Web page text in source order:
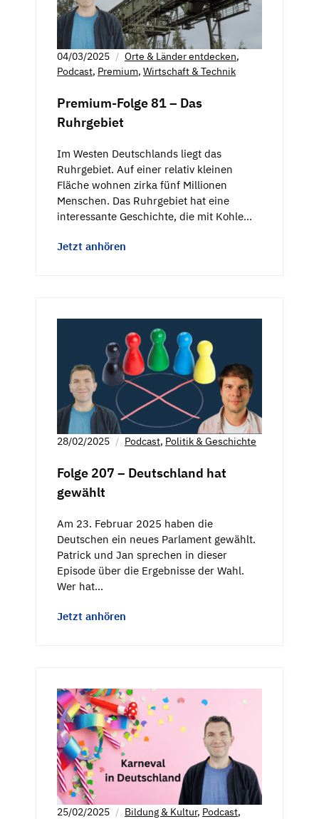
04/03/2025 Orte & Länder entdecken,
Podcast, Premium, Wirtschaft & Technik
Premium-Folge 81 – Das
Ruhrgebiet
Im Westen Deutschlands liegt das
Ruhrgebiet. Auf einer relativ kleinen
Fläche wohnen zirka fünf Millionen
Menschen. Das Ruhrgebiet hat eine
interessante Geschichte, die mit Kohle…
Jetzt anhören
28/02/2025 Podcast, Politik & Geschichte
Folge 207 – Deutschland hat
gewählt
Am 23. Februar 2025 haben die
Deutschen ein neues Parlament gewählt.
Patrick und Jan sprechen in dieser
Episode über die Ergebnisse der Wahl.
Wer hat…
Jetzt anhören
25/02/2025 Bildung & Kultur, Podcast,